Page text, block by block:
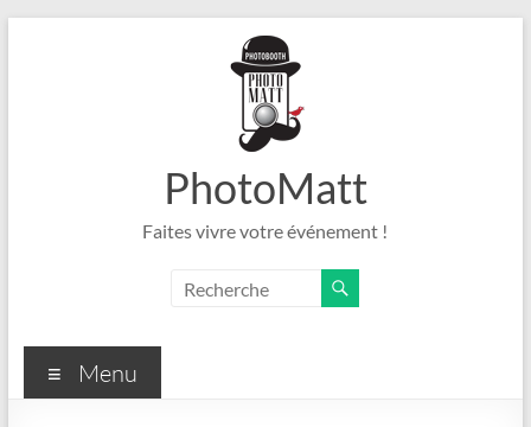
PhotoMatt
Faites vivre votre événement !
Menu